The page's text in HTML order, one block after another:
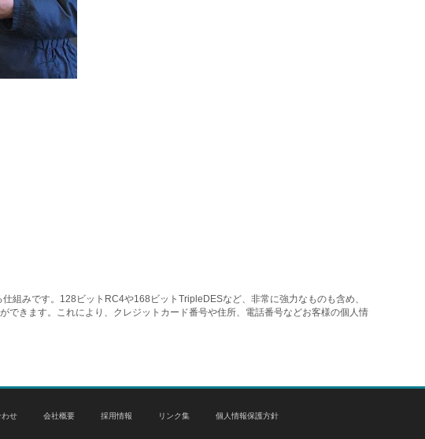
組みです。128ビットRC4や168ビットTripleDESなど、非常に強力なものも含め、
きます。これにより、クレジットカード番号や住所、電話番号などお客様の個人情
わせ 会社概要 採用情報 リンク集 個人情報保護方針